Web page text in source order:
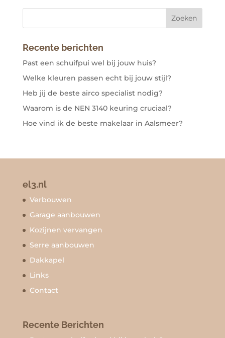
Recente berichten
Past een schuifpui wel bij jouw huis?
Welke kleuren passen echt bij jouw stijl?
Heb jij de beste airco specialist nodig?
Waarom is de NEN 3140 keuring cruciaal?
Hoe vind ik de beste makelaar in Aalsmeer?
el3.nl
Verbouwen
Garage aanbouwen
Kozijnen vervangen
Serre aanbouwen
Dakkapel
Links
Contact
Recente Berichten